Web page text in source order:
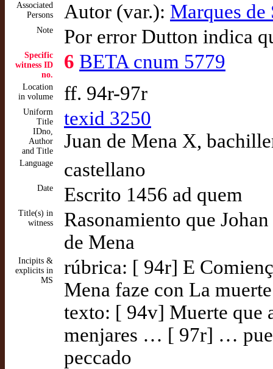
Associated
Persons
Autor (var.): Marques de
Note Por error Dutton indica
Specific
witness ID
no.
6 BETA cnum 5779
Location
in volume
ff. 94r-97r
Uniform
Title
IDno,
Author
and Title
texid 3250
Juan de Mena X,
Language castellano
Date Escrito 1456 ad quem
Title(s) in
witness
Rasonamiento que
de Mena
Incipits &
explicits in
MS
rúbrica: [ 94r] E
Mena faze con La
texto: [ 94v] Muerte que
menjares … [ 97r] …
peccado